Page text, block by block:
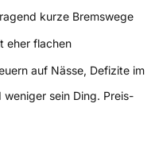
kurze Bremswege
eher flachen
auf Nässe, Defizite im
weniger sein Ding. Preis-